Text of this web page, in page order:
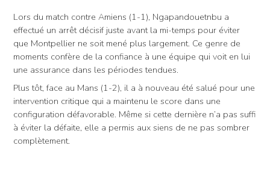
Lors du match contre Amiens (1-1), Ngapandouetnbu a
effectué un arrêt décisif juste avant la mi-temps pour éviter
que Montpellier ne soit mené plus largement. Ce genre de
moments confère de la confiance à une équipe qui voit en lui
une assurance dans les périodes tendues.
Plus tôt, face au Mans (1-2), il a à nouveau été salué pour une
intervention critique qui a maintenu le score dans une
configuration défavorable. Même si cette dernière n’a pas suffi
à éviter la défaite, elle a permis aux siens de ne pas sombrer
complètement.